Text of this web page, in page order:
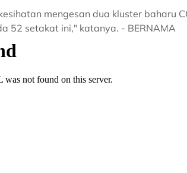
mengesan dua kluster baharu
52 setakat ini," katanya. - BERNAMA